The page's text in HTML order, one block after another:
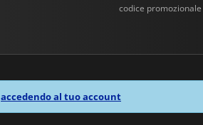
codice promozionale
accedendo al tuo account